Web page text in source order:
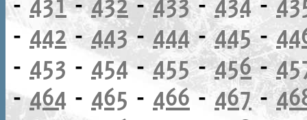
- 442 -443- 444-445-
- 453 - 454-455-456-
-464 - 465 - 466- 467-